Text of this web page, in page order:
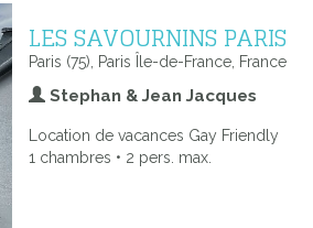
LES SAVOURNINS PARIS
Paris (75), Paris Île-de-France, France
Stephan & Jean Jacques
Location de vacances Gay Friendly
1 chambres • 2 pers. max.